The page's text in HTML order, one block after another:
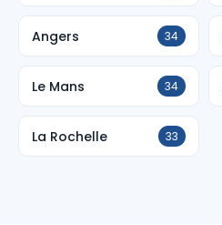
Angers 34
Le Mans 34
La Rochelle 33